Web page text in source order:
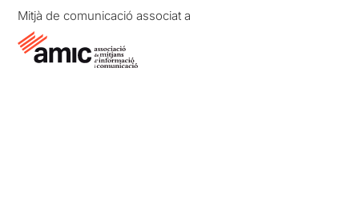
Mitjà de comunicació associat a